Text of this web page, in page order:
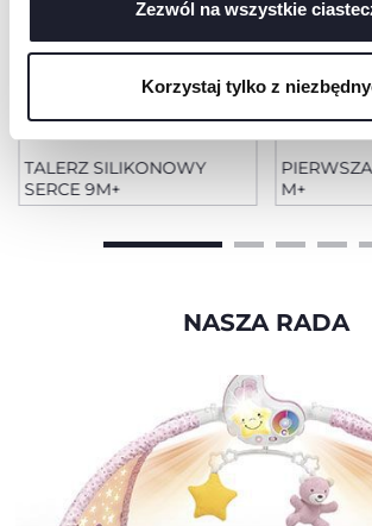
zgodę na używanie wyłącznie
cookie, które są niezbędne dla żądanej
Zezwól na wszystkie
Korzystaj tylko z
TALERZ SILIKONOWY
SERCE 9M+
M+
NASZA RADA